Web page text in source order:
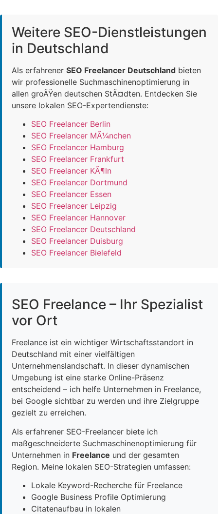
Weitere SEO-Dienstleistungen
in Deutschland
Als erfahrener SEO Freelancer Deutschland bieten
wir professionelle Suchmaschinenoptimierung in
allen groÃŸen deutschen StÃ¤dten. Entdecken Sie
unsere lokalen SEO-Expertendienste:
SEO Freelancer Berlin
SEO Freelancer MÃ¼nchen
SEO Freelancer Hamburg
SEO Freelancer Frankfurt
SEO Freelancer KÃ¶ln
SEO Freelancer Dortmund
SEO Freelancer Essen
SEO Freelancer Leipzig
SEO Freelancer Hannover
SEO Freelancer Deutschland
SEO Freelancer Duisburg
SEO Freelancer Bielefeld
SEO Freelance – Ihr Spezialist
vor Ort
Freelance ist ein wichtiger Wirtschaftsstandort in
Deutschland mit einer vielfältigen
Unternehmenslandschaft. In dieser dynamischen
Umgebung ist eine starke Online-Präsenz
entscheidend – ich helfe Unternehmen in Freelance,
bei Google sichtbar zu werden und ihre Zielgruppe
gezielt zu erreichen.
Als erfahrener SEO-Freelancer biete ich
maßgeschneiderte Suchmaschinenoptimierung für
Unternehmen in Freelance und der gesamten
Region. Meine lokalen SEO-Strategien umfassen:
Lokale Keyword-Recherche für Freelance
Google Business Profile Optimierung
Citatenaufbau in lokalen